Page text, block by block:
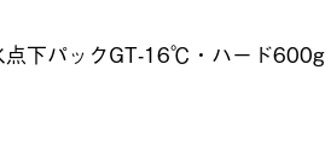
点下パックGT-16℃・ハード600g